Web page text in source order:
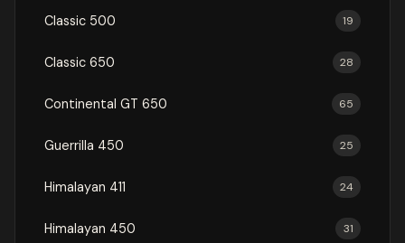
Classic 500 19
Classic 650 28
Continental GT 650 65
Guerrilla 450 25
Himalayan 411 24
Himalayan 450 31